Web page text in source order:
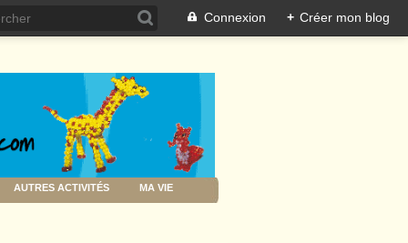
Connexion + Créer mon blog
AUTRES ACTIVITÉS MA VIE